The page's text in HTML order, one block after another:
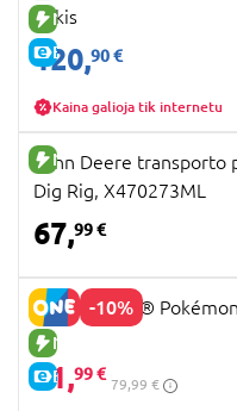
NAUJA PREKĖ
E-KAINA
Pūkis
120,90 €
Kaina galioja tik internetu
NAUJA PREKĖ
John Deere transporto
Dig Rig, X470273ML
67,99 €
-10%
NAUJA PREKĖ
E-KAINA
72150 LEGO®
71,99 €
79,99 €